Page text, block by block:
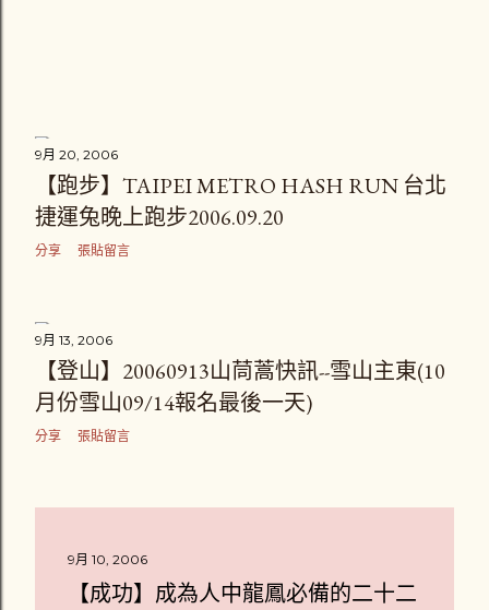
9月 20, 2006
【跑步】TAIPEI METRO HASH RUN 台北
捷運兔晚上跑步2006.09.20
分享 張貼留言
9月 13, 2006
【登山】20060913山茼蒿快訊--雪山主東(10
月份雪山09/14報名最後一天)
分享 張貼留言
9月 10, 2006
【成功】成為人中龍鳳必備的二十二